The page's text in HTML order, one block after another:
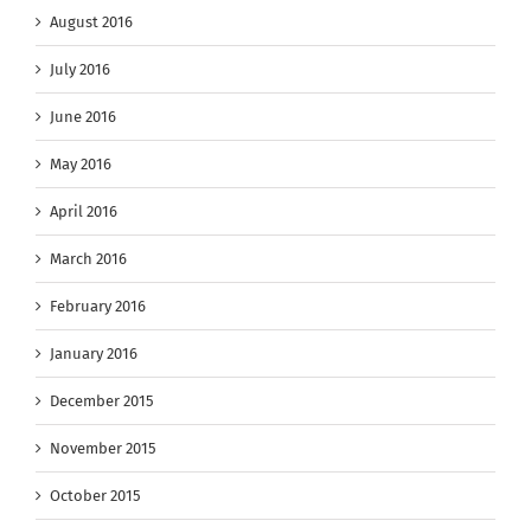
August 2016
July 2016
June 2016
May 2016
April 2016
March 2016
February 2016
January 2016
December 2015
November 2015
October 2015